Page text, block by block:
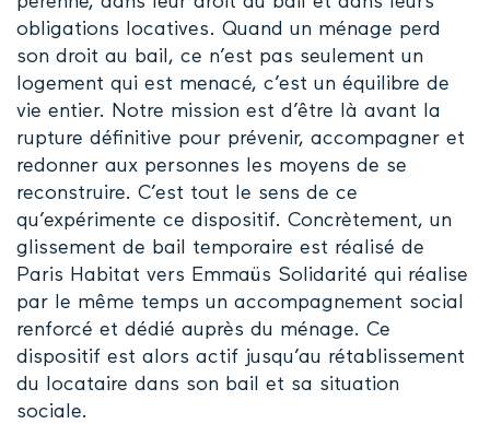
obligations locatives. Quand un ménage perd
son droit au bail, ce n’est pas seulement un
logement qui est menacé, c’est un équilibre de
vie entier. Notre mission est d’être là avant la
rupture définitive pour prévenir, accompagner et
redonner aux personnes les moyens de se
reconstruire. C’est tout le sens de ce
qu’expérimente ce dispositif. Concrètement, un
glissement de bail temporaire est réalisé de
Paris Habitat vers Emmaüs Solidarité qui réalise
par le même temps un accompagnement social
renforcé et dédié auprès du ménage. Ce
dispositif est alors actif jusqu’au rétablissement
du locataire dans son bail et sa situation
sociale.